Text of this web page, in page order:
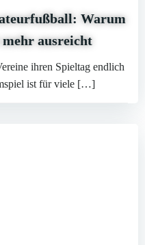
Warum
ausreicht
ihren Spieltag endlich
ist für viele […]